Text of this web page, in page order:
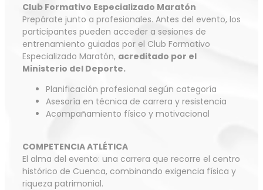
Club Formativo Especializado Maratón
Prepárate junto a profesionales. Antes del evento, los
participantes pueden acceder a sesiones de
entrenamiento guiadas por el Club Formativo
Especializado Maratón, acreditado por el
Ministerio del Deporte.
Planificación profesional según categoría
Asesoría en técnica de carrera y resistencia
Acompañamiento físico y motivacional
COMPETENCIA ATLÉTICA
El alma del evento: una carrera que recorre el centro
histórico de Cuenca, combinando exigencia física y
riqueza patrimonial.